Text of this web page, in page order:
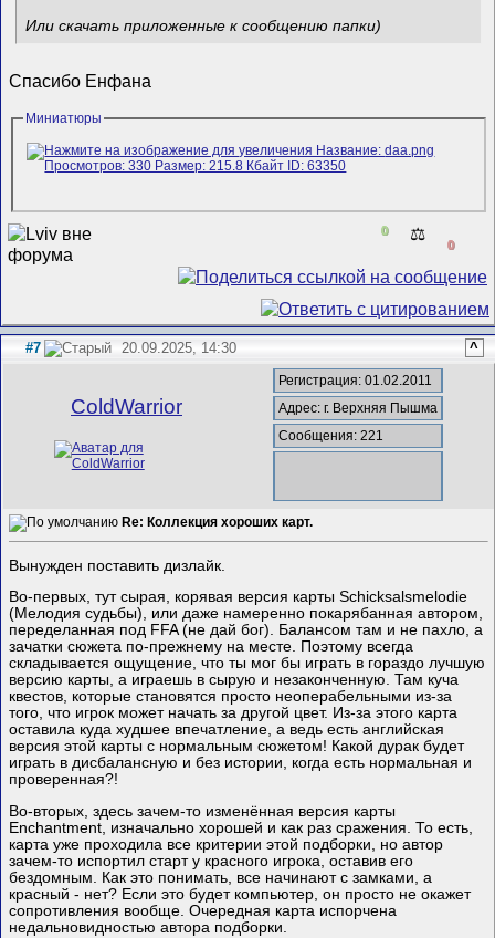
Или скачать приложенные к сообщению папки)
Спасибо Енфана
Миниатюры
0 ⚖️
0
#7 20.09.2025, 14:30 ^
ColdWarrior
Регистрация: 01.02.2011
Адрес: г. Верхняя Пышма
Сообщения: 221
Re: Коллекция хороших карт.
Вынужден поставить дизлайк.
Во-первых, тут сырая, корявая версия карты Schicksalsmelodie
(Мелодия судьбы), или даже намеренно покарябанная автором,
переделанная под FFA (не дай бог). Балансом там и не пахло, а
зачатки сюжета по-прежнему на месте. Поэтому всегда
складывается ощущение, что ты мог бы играть в гораздо лучшую
версию карты, а играешь в сырую и незаконченную. Там куча
квестов, которые становятся просто неоперабельными из-за
того, что игрок может начать за другой цвет. Из-за этого карта
оставила куда худшее впечатление, а ведь есть английская
версия этой карты с нормальным сюжетом! Какой дурак будет
играть в дисбалансную и без истории, когда есть нормальная и
проверенная?!
Во-вторых, здесь зачем-то изменённая версия карты
Enchantment, изначально хорошей и как раз сражения. То есть,
карта уже проходила все критерии этой подборки, но автор
зачем-то испортил старт у красного игрока, оставив его
бездомным. Как это понимать, все начинают с замками, а
красный - нет? Если это будет компьютер, он просто не окажет
сопротивления вообще. Очередная карта испорчена
недальновидностью автора подборки.